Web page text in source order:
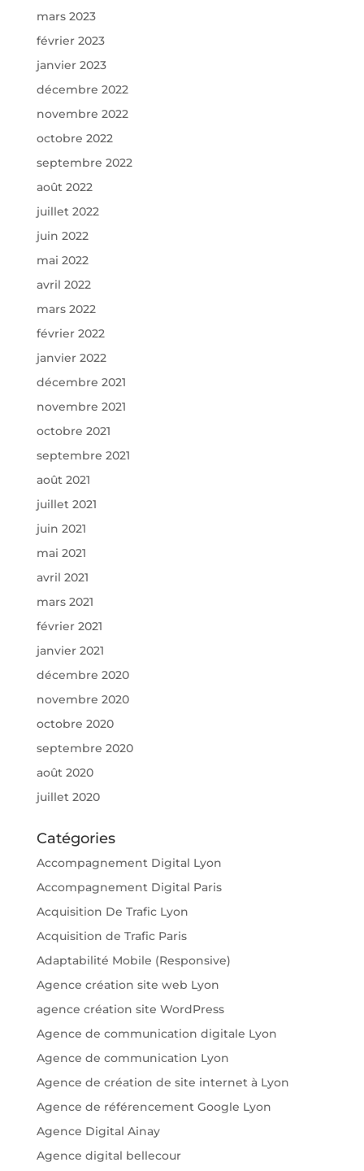
mars 2023
février 2023
janvier 2023
décembre 2022
novembre 2022
octobre 2022
septembre 2022
août 2022
juillet 2022
juin 2022
mai 2022
avril 2022
mars 2022
février 2022
janvier 2022
décembre 2021
novembre 2021
octobre 2021
septembre 2021
août 2021
juillet 2021
juin 2021
mai 2021
avril 2021
mars 2021
février 2021
janvier 2021
décembre 2020
novembre 2020
octobre 2020
septembre 2020
août 2020
juillet 2020
Catégories
Accompagnement Digital Lyon
Accompagnement Digital Paris
Acquisition De Trafic Lyon
Acquisition de Trafic Paris
Adaptabilité Mobile (Responsive)
Agence création site web Lyon
agence création site WordPress
Agence de communication digitale Lyon
Agence de communication Lyon
Agence de création de site internet à Lyon
Agence de référencement Google Lyon
Agence Digital Ainay
Agence digital bellecour